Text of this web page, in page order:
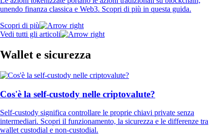
unendo finanza classica e Web3. Scopri di più in questa guida.
Scopri di più
Vedi tutti gli articoli
Wallet e sicurezza
Cos'è la self-custody nelle criptovalute?
Self-custody significa controllare le proprie chiavi private senza
intermediari. Scopri il funzionamento, la sicurezza e le differenze tra
wallet custodial e non-custodial.